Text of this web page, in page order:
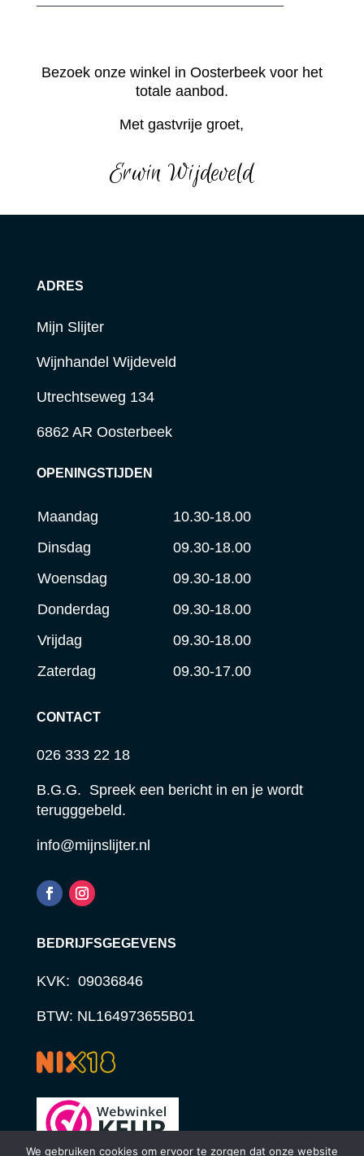
Bezoek onze winkel in Oosterbeek voor het
totale aanbod.
Met gastvrije groet,
Erwin Wijdeveld
ADRES
Mijn Slijter
Wijnhandel Wijdeveld
Utrechtseweg 134
6862 AR Oosterbeek
OPENINGSTIJDEN
Maandag
10.30-18.00
Dinsdag
09.30-18.00
Woensdag
09.30-18.00
Donderdag
09.30-18.00
Vrijdag
09.30-18.00
Zaterdag
09.30-17.00
CONTACT
026 333 22 18
B.G.G. Spreek een bericht in en je wordt
terugggebeld.
info@mijnslijter.nl
BEDRIJFSGEGEVENS
KVK: 09036846
BTW: NL164973655B01
We gebruiken cookies om ervoor te zorgen dat onze website